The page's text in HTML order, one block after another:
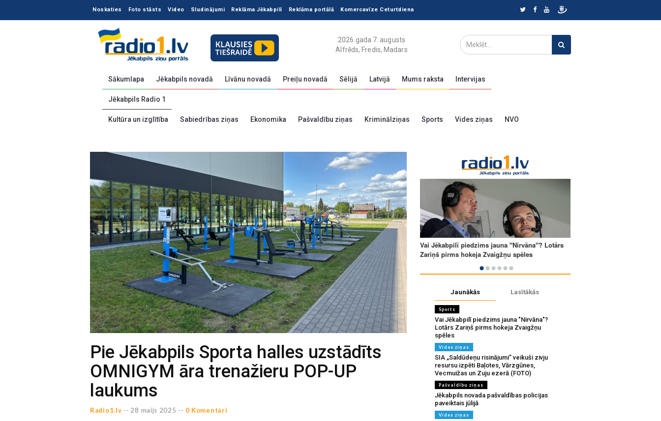
Noskaties Foto stāsts Video Sludinājumi Reklāma Jēkabpilī Reklāma portālā Komercavīze Ceturtdiena
2026.gada 7. augusts
Alfrēds, Fredis, Madars
Sākumlapa Jēkabpils novadā Līvānu novadā Preiļu novadā Sēlijā Latvijā Mums raksta Intervijas
Jēkabpils Radio 1
Kultūra un izglītība Sabiedrības ziņas Ekonomika Pašvaldību ziņas Kriminālziņas Sports Vides ziņas NVO
Pie Jēkabpils Sporta halles uzstādīts
OMNIGYM āra trenažieru POP-UP
laukums
Radio1.lv -- 28 maijs 2025 -- 0 Komentāri
Jaunākās Lasītākās
Sports
Vai Jēkabpilī piedzims jauna "Nirvāna"?
Lotārs Zariņš pirms hokeja Zvaigžņu
spēles
Vides ziņas
SIA „Saldūdeņu risinājumi” veikuši zivju
resursu izpēti Baļotes, Vārzgūnes,
Vecmuižas un Zuju ezerā (FOTO)
Pašvaldību ziņas
Jēkabpils novada pašvaldības policijas
paveiktais jūlijā
Vides ziņas